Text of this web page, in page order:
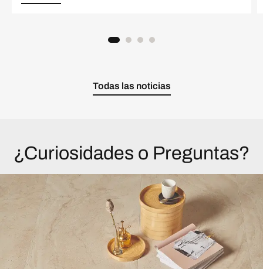
Todas las noticias
¿Curiosidades o Preguntas?